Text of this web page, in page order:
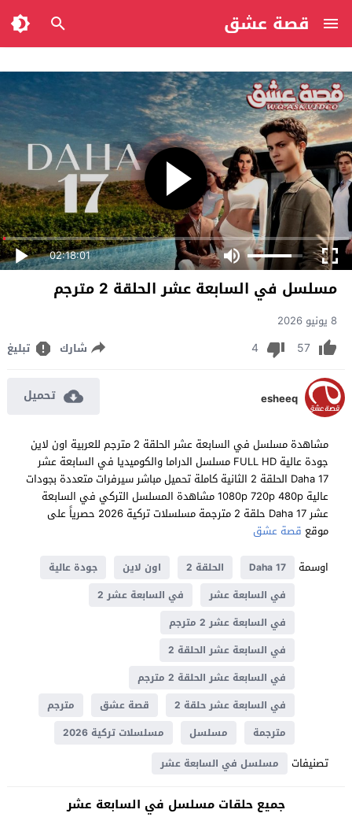
قصة عشق
02:18:01
مسلسل في السابعة عشر الحلقة 2 مترجم
8 يونيو 2026
57
4 شارك تبليغ
esheeq تحميل
مشاهدة مسلسل في السابعة عشر الحلقة 2 مترجم للعربية اون لاين
جودة عالية FULL HD مسلسل الدراما والكوميديا في السابعة عشر
Daha 17 الحلقة 2 الثانية كاملة تحميل مباشر سيرفرات متعددة بجودات
عالية 1080p 720p 480p مشاهدة المسلسل التركي في السابعة
عشر Daha 17 حلقة 2 مترجمة مسلسلات تركية 2026 حصرياً على
موقع قصة عشق
اوسمة
Daha 17 الحلقة 2 اون لاين
جودة عالية
في السابعة عشر
في السابعة عشر 2
في السابعة عشر 2 مترجم
في السابعة عشر الحلقة 2
في السابعة عشر الحلقة 2 مترجم
في السابعة عشر حلقة 2
قصة عشق
مترجم
مترجمة
مسلسل مسلسلات تركية 2026
تصنيفات مسلسل في السابعة عشر
جميع حلقات مسلسل في السابعة عشر